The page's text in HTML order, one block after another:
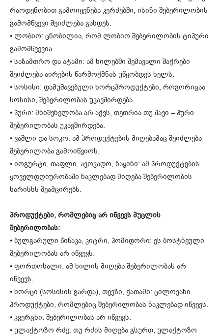
რაოდენობით გამოიყენება კერძებში, ისინი შებერილობის
გამომწვევი შეიძლება გახდეს.
• ლობიო: ცნობილია, რომ ლობიო შებერილობის ტიპური
გამომწვევია.
• საზამთრო და ატამი: ამ ხილებში შემავალი შაქრები
შეიძლება აირების წარმოქმნას უწყობდეს ხელს.
• სოსისი: დამუშავებული ხორცპროდუქტები, როგორიცაა
სოსისი, შებერილობას უკავშირდება.
• პური: მნიშვნელობა არ აქვს, თეთრია თუ შავი – პური
შებერილობას უკავშირდება.
• ვაშლი და სოკო: ამ პროდუქტების მიღებამაც შეიძლება
შებერილობა გამოიწვიოს.
• იოგურტი, თაფლი, ავოკადო, ნაყინი: ამ პროდუქტების
ყოველდღიურობაში ნაკლებად მიღება შებერილობის
ხარისხს შეამცირებს.
პროდუქტები, რომლებიც არ იწვევს მუცლის
შებერილობას:
• ბულგარული წიწაკა, კიტრი, პომიდორი: ეს ბოსტნეული
შებერილობას არ იწვევს.
• ფორთოხალი: ამ ხილის მიღება შებერილობას არ
იწვევს.
• ხორცი (სოსისის გარდა), თევზი, ქათამი: ცილოვანი
პროდუქტები, რომლებიც შებერილობას ნაკლებად იწვევს.
• კვერცხი: შებერილობას არ იწვევს.
• ულაქტოზო რძე: თუ რძის მიღება გსურთ, ულაქტოზო